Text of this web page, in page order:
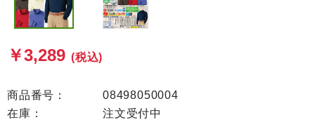
￥3,289 (税込)
商品番号：
08498050004
在庫：
注文受付中